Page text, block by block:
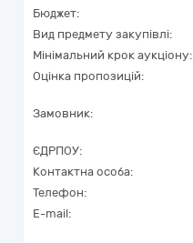
Бюджет:
Вид предмету закупівлі:
Мінімальний крок аукціону:
Оцінка пропозицій:
Замовник:
ЄДРПОУ:
Контактна особа:
Телефон:
E-mail: